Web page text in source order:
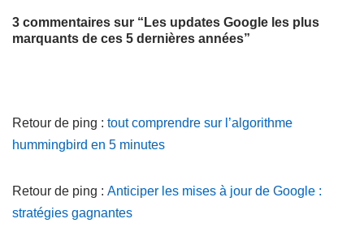
3 commentaires sur “Les updates Google les plus
marquants de ces 5 dernières années”
Retour de ping : tout comprendre sur l’algorithme
hummingbird en 5 minutes
Retour de ping : Anticiper les mises à jour de Google :
stratégies gagnantes